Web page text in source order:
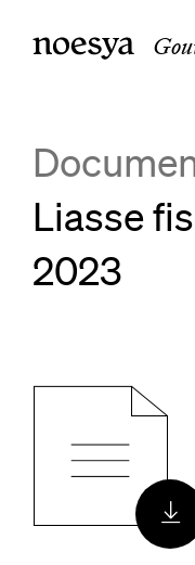
Liasse
2023